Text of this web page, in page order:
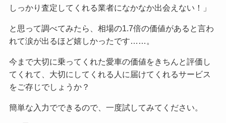
しっかり査定してくれる業者になかなか出会えない！」
と思って調べてみたら、相場の1.7倍の価値があると言わ
れて涙が出るほど嬉しかったです……。
今まで大切に乗ってくれた愛車の価値をきちんと評価し
てくれて、大切にしてくれる人に届けてくれるサービス
をご存じでしょうか？
簡単な入力でできるので、一度試してみてください。